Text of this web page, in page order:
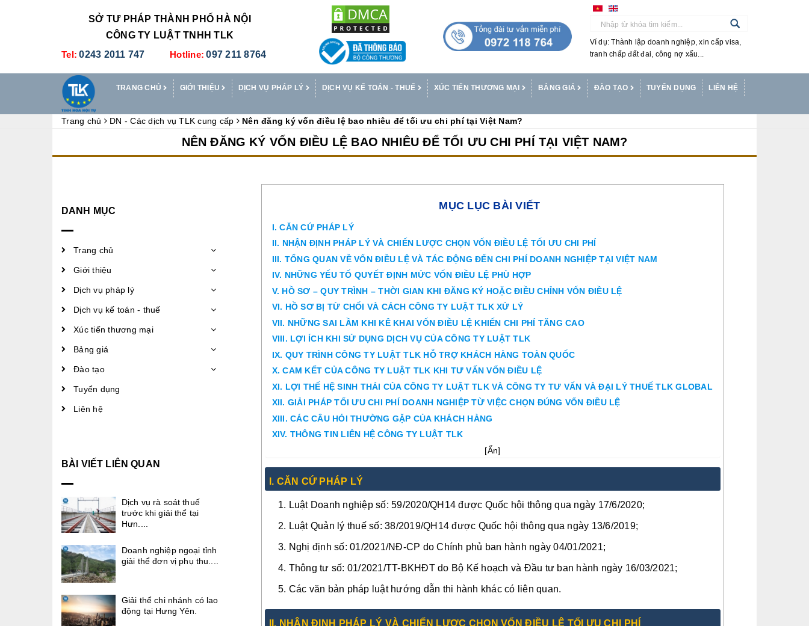
SỞ TƯ PHÁP THÀNH PHỐ HÀ NỘI
CÔNG TY LUẬT TNHH TLK
Tel: 0243 2011 747 Hotline: 097 211 8764
Ví dụ: Thành lập doanh nghiệp, xin cấp visa,
tranh chấp đất đai, công nợ xấu...
TRANG CHỦ GIỚI THIỆU DỊCH VỤ PHÁP LÝ DỊCH VỤ KẾ TOÁN - THUẾ XÚC TIẾN THƯƠNG MẠI BẢNG GIÁ ĐÀO TẠO TUYỂN DỤNG LIÊN HỆ
Trang chủ DN - Các dịch vụ TLK cung cấp Nên đăng ký vốn điều lệ bao nhiêu để tối ưu chi phí tại Việt Nam?
NÊN ĐĂNG KÝ VỐN ĐIỀU LỆ BAO NHIÊU ĐỂ TỐI ƯU CHI PHÍ TẠI VIỆT NAM?
MỤC LỤC BÀI VIẾT
I. CĂN CỨ PHÁP LÝ
II. NHẬN ĐỊNH PHÁP LÝ VÀ CHIẾN LƯỢC CHỌN VỐN ĐIỀU LỆ TỐI ƯU CHI PHÍ
III. TỔNG QUAN VỀ VỐN ĐIỀU LỆ VÀ TÁC ĐỘNG ĐẾN CHI PHÍ DOANH NGHIỆP TẠI VIỆT NAM
IV. NHỮNG YẾU TỐ QUYẾT ĐỊNH MỨC VỐN ĐIỀU LỆ PHÙ HỢP
V. HỒ SƠ – QUY TRÌNH – THỜI GIAN KHI ĐĂNG KÝ HOẶC ĐIỀU CHỈNH VỐN ĐIỀU LỆ
VI. HỒ SƠ BỊ TỪ CHỐI VÀ CÁCH CÔNG TY LUẬT TLK XỬ LÝ
VII. NHỮNG SAI LẦM KHI KÊ KHAI VỐN ĐIỀU LỆ KHIẾN CHI PHÍ TĂNG CAO
VIII. LỢI ÍCH KHI SỬ DỤNG DỊCH VỤ CỦA CÔNG TY LUẬT TLK
IX. QUY TRÌNH CÔNG TY LUẬT TLK HỖ TRỢ KHÁCH HÀNG TOÀN QUỐC
X. CAM KẾT CỦA CÔNG TY LUẬT TLK KHI TƯ VẤN VỐN ĐIỀU LỆ
XI. LỢI THẾ HỆ SINH THÁI CỦA CÔNG TY LUẬT TLK VÀ CÔNG TY TƯ VẤN VÀ ĐẠI LÝ THUẾ TLK GLOBAL
XII. GIẢI PHÁP TỐI ƯU CHI PHÍ DOANH NGHIỆP TỪ VIỆC CHỌN ĐÚNG VỐN ĐIỀU LỆ
XIII. CÁC CÂU HỎI THƯỜNG GẶP CỦA KHÁCH HÀNG
XIV. THÔNG TIN LIÊN HỆ CÔNG TY LUẬT TLK
[Ẩn]
I. CĂN CỨ PHÁP LÝ
Luật Doanh nghiệp số: 59/2020/QH14 được Quốc hội thông qua ngày 17/6/2020;
Luật Quản lý thuế số: 38/2019/QH14 được Quốc hội thông qua ngày 13/6/2019;
Nghị định số: 01/2021/NĐ-CP do Chính phủ ban hành ngày 04/01/2021;
Thông tư số: 01/2021/TT-BKHĐT do Bộ Kế hoạch và Đầu tư ban hành ngày 16/03/2021;
Các văn bản pháp luật hướng dẫn thi hành khác có liên quan.
II. NHẬN ĐỊNH PHÁP LÝ VÀ CHIẾN LƯỢC CHỌN VỐN ĐIỀU LỆ TỐI ƯU CHI PHÍ
DANH MỤC
Trang chủ
Giới thiệu
Dịch vụ pháp lý
Dịch vụ kế toán - thuế
Xúc tiến thương mại
Bảng giá
Đào tạo
Tuyển dụng
Liên hệ
BÀI VIẾT LIÊN QUAN
Dịch vụ rà soát thuế
trước khi giải thể tại
Hưn....
Doanh nghiệp ngoại tỉnh
giải thể đơn vị phụ thu....
Giải thể chi nhánh có lao
động tại Hưng Yên.